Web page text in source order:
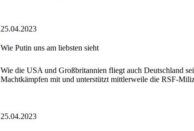
25.04.2023
Wie Putin uns am liebsten sieht
Wie die USA und Großbritannien fliegt auch Deutschland
Machtkämpfen mit und unterstützt mittlerweile die RSF-
25.04.2023